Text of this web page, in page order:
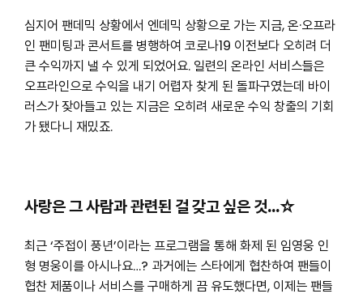
심지어 팬데믹 상황에서 엔데믹 상황으로 가는 지금, 온·오프라
인 팬미팅과 콘서트를 병행하여 코로나19 이전보다 오히려 더
큰 수익까지 낼 수 있게 되었어요. 일련의 온라인 서비스들은
오프라인으로 수익을 내기 어렵자 찾게 된 돌파구였는데 바이
러스가 잦아들고 있는 지금은 오히려 새로운 수익 창출의 기회
가 됐다니 재밌죠.
사랑은 그 사람과 관련된 걸 갖고 싶은 것…☆
최근 ‘주접이 풍년’이라는 프로그램을 통해 화제 된 임영웅 인
형 명웅이를 아시나요…? 과거에는 스타에게 협찬하여 팬들이
협찬 제품이나 서비스를 구매하게 끔 유도했다면, 이제는 팬들